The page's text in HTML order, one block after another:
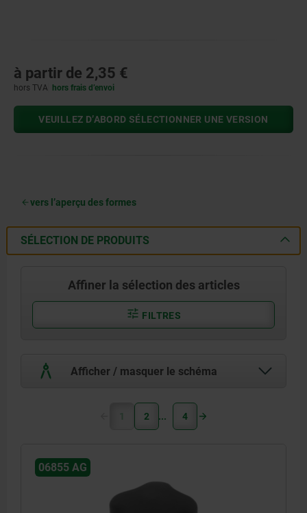
à partir de 2,35 €
hors TVA hors frais d’envoi
VEUILLEZ D’ABORD SÉLECTIONNER UNE VERSION
vers l’aperçu des formes
SÉLECTION DE PRODUITS
Affiner la sélection des articles
FILTRES
Afficher / masquer le schéma
1 2 4
06855 AG